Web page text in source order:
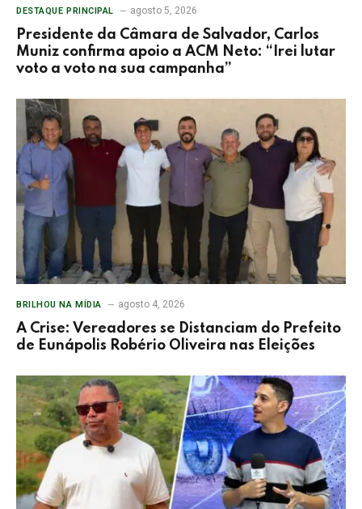
DESTAQUE PRINCIPAL agosto 5, 2026
Presidente da Câmara de Salvador, Carlos
Muniz confirma apoio a ACM Neto: “Irei lutar
voto a voto na sua campanha”
BRILHOU NA MÍDIA agosto 4, 2026
A Crise: Vereadores se Distanciam do Prefeito
de Eunápolis Robério Oliveira nas Eleições